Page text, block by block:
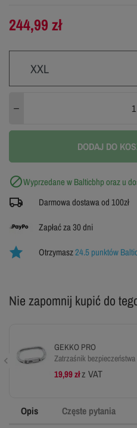
244,99 zł
XXL
DODAJ DO
Wyprzedane w Balticbhp oraz u
Darmowa dostawa od 100zł
Zapłać za 30 dni
Otrzymasz24.5 punktów
Nie zapomnij kupić do
GEKKO PRO
Zatrzaśnik
19,99 złz VAT
Opis Częste pytania